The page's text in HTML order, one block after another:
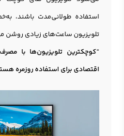
استفاده طولانی‌مدت باشند،
تلویزیون ساعت‌های زیادی روشن
“کوچکترین تلویزیون‌ها با
اقتصادی برای استفاده روزمره